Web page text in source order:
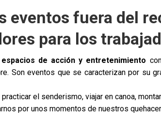
eventos fuera del
para los
de acción y entretenimiento
Son eventos que se caracterizan por su
el senderismo, viajar en canoa,
por unos momentos de nuestros